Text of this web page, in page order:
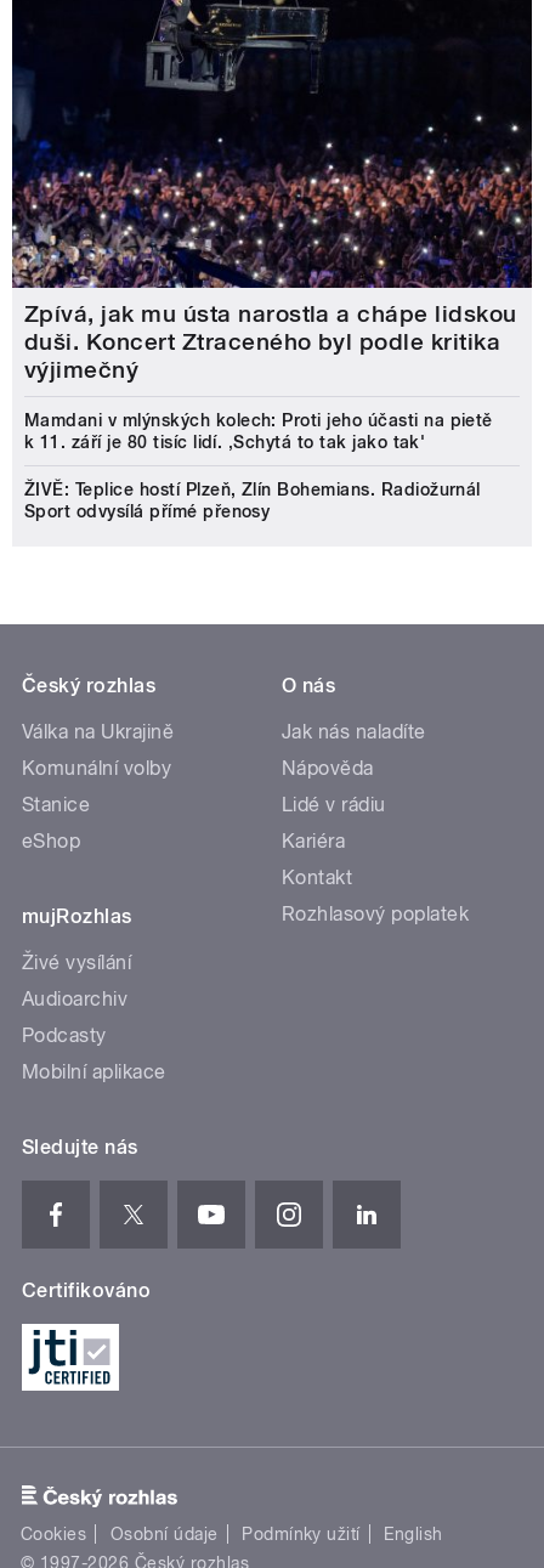
Zpívá, jak mu ústa narostla a chápe lidskou
duši. Koncert Ztraceného byl podle kritika
výjimečný
Mamdani v mlýnských kolech: Proti jeho účasti na pietě
k 11. září je 80 tisíc lidí. ‚Schytá to tak jako tak'
ŽIVĚ: Teplice hostí Plzeň, Zlín Bohemians. Radiožurnál
Sport odvysílá přímé přenosy
Český rozhlas
Válka na Ukrajině
Komunální volby
Stanice
eShop
mujRozhlas
Živé vysílání
Audioarchiv
Podcasty
Mobilní aplikace
O nás
Jak nás naladíte
Nápověda
Lidé v rádiu
Kariéra
Kontakt
Rozhlasový poplatek
Sledujte nás
Certifikováno
Cookies Osobní údaje Podmínky užití
English
© 1997-2026 Český rozhlas